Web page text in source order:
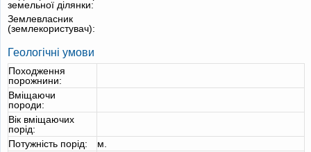
земельної ділянки:
Землевласник
(землекористувач):
Геологічні умови
Походження
порожнини:
Вміщаючи
породи:
Вік вміщаючих
порід:
Потужність порід:
м.